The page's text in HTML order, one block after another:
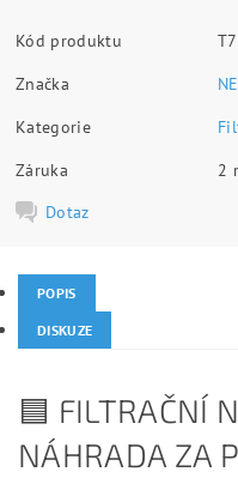
Kód produktu
Značka
Kategorie
Záruka
2
Dotaz
POPIS
DISKUZE
🟦 FILTRAČNÍ
NÁHRADA ZA